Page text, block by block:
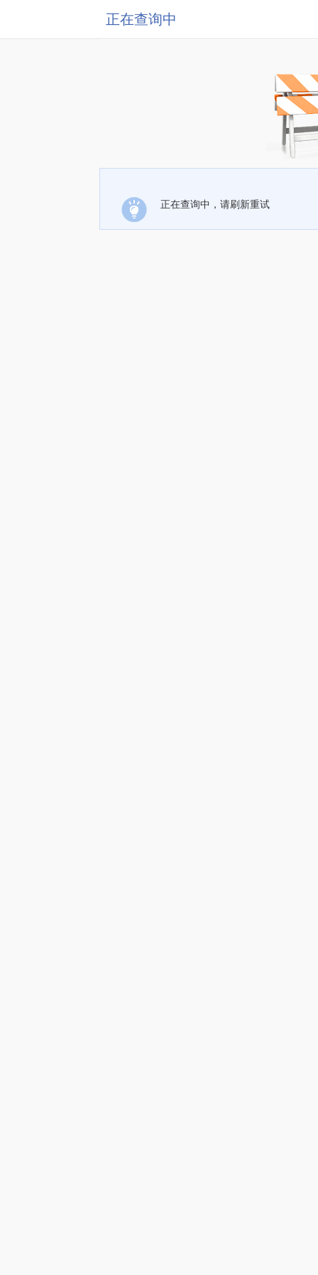
正在查询中
正在查询中，请刷新重试